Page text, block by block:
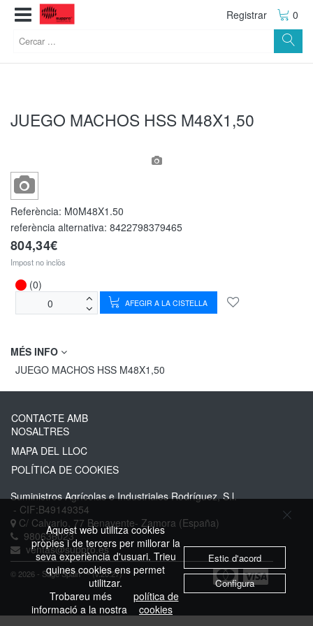
Registrar 0
JUEGO MACHOS HSS M48X1,50
Referència: M0M48X1.50
referència alternativa: 8422798379465
804,34€
Impost no inclòs
(0)
AFEGIR A LA CISTELLA
MÉS INFO
JUEGO MACHOS HSS M48X1,50
CONTACTE AMB
NOSALTRES
MAPA DEL LLOC
POLÍTICA DE COOKIES
Suministros Agrícolas e Industriales Rodríguez, S.l.
- CIF:B49149354
C/ Calvario, 77 Benavente- Zamora (España)
980636023
ventas@suppro.es
© 2026 - Sage Spain ™ (v.20.27)
Aquest web utilitza cookies
pròpies i de tercers per millorar la
seva experiència d'usuari. Trieu
quines cookies ens permet
utilitzar.
Trobareu més
informació a la nostra
política de
cookies
Estic d'acord
Configura